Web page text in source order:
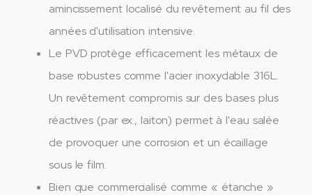
amincissement localisé du revêtement au fil des
années d'utilisation intensive.
Le PVD protège efficacement les métaux de
base robustes comme l'acier inoxydable 316L.
Un revêtement compromis sur des bases plus
réactives (par ex., laiton) permet à l'eau salée
de provoquer une corrosion et un écaillage
sous le film.
Bien que commercialisé comme « étanche »